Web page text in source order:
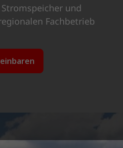
und
Fachbetrieb